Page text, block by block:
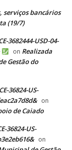
serviços bancários
(19/7)
3682444-USD-04-
on Realizada
Gestão do
36824-US-
on
de Caiado
36824-US-
on